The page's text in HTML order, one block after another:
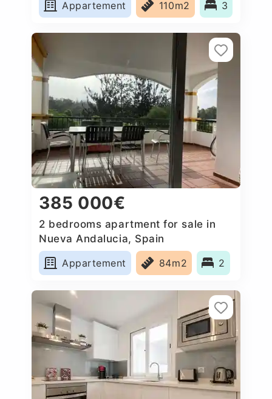
Appartement 110m2 3
385 000€
2 bedrooms apartment for sale in
Nueva Andalucia, Spain
Appartement
84m2 2